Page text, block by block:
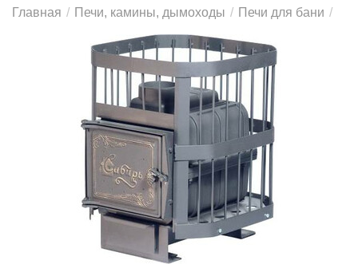
Главная / Печи, камины, дымоходы / Печи для бани /